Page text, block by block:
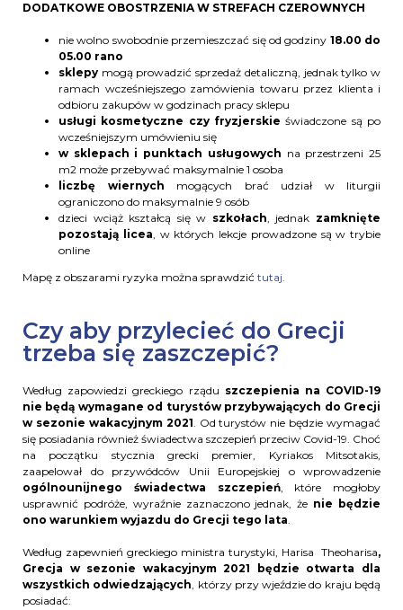
DODATKOWE OBOSTRZENIA W STREFACH CZEROWNYCH
nie wolno swobodnie przemieszczać się od godziny 18.00 do
05.00 rano
sklepy mogą prowadzić sprzedaż detaliczną, jednak tylko w
ramach wcześniejszego zamówienia towaru przez klienta i
odbioru zakupów w godzinach pracy sklepu
usługi kosmetyczne czy fryzjerskie świadczone są po
wcześniejszym umówieniu się
w sklepach i punktach usługowych na przestrzeni 25
m2 może przebywać maksymalnie 1 osoba
liczbę wiernych mogących brać udział w liturgii
ograniczono do maksymalnie 9 osób
dzieci wciąż kształcą się w szkołach, jednak zamknięte
pozostają licea, w których lekcje prowadzone są w trybie
online
Mapę z obszarami ryzyka można sprawdzić tutaj.
Czy aby przylecieć do Grecji
trzeba się zaszczepić?
Według zapowiedzi greckiego rządu szczepienia na COVID-19
nie będą wymagane od turystów przybywających do Grecji
w sezonie wakacyjnym 2021. Od turystów nie będzie wymagać
się posiadania również świadectwa szczepień przeciw Covid-19. Choć
na początku stycznia grecki premier, Kyriakos Mitsotakis,
zaapelował do przywódców Unii Europejskiej o wprowadzenie
ogólnounijnego świadectwa szczepień, które mogłoby
usprawnić podróże, wyraźnie zaznaczono jednak, że nie będzie
ono warunkiem wyjazdu do Grecji tego lata.
Według zapewnień greckiego ministra turystyki, Harisa Theoharisa,
Grecja w sezonie wakacyjnym 2021 będzie otwarta dla
wszystkich odwiedzających, którzy przy wjeździe do kraju będą
posiadać: